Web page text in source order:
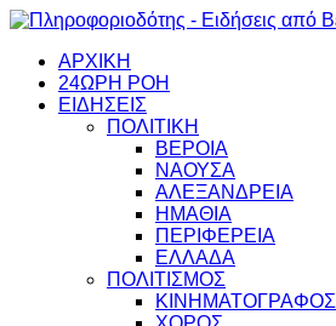
ΑΡΧΙΚΗ
24ΩΡΗ ΡΟΗ
ΕΙΔΗΣΕΙΣ
ΠΟΛΙΤΙΚΗ
ΒΕΡΟΙΑ
ΝΑΟΥΣΑ
ΑΛΕΞΑΝΔΡΕΙΑ
ΗΜΑΘΙΑ
ΠΕΡΙΦΕΡΕΙΑ
ΕΛΛΑΔΑ
ΠΟΛΙΤΙΣΜΟΣ
ΚΙΝΗΜΑΤΟΓΡΑΦΟΣ